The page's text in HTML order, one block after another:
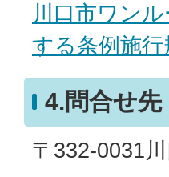
川口市ワン
する条例施行
4.問合せ先
〒332-0031